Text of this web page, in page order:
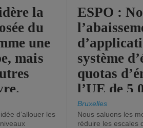
la
du
une
mais
d’allouer les
ESPO :
système
quotas
l’UE de 5
tonneaux
brute.
Bruxelles
Nous saluons les
réduire les escales